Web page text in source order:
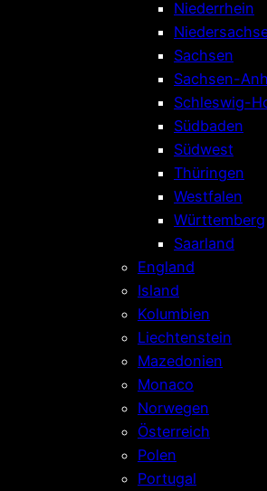
Niederrhein
Sachsen
Sachsen-
Schleswig-
Südbaden
Südwest
Thüringen
Westfalen
Württemberg
Saarland
England
Island
Kolumbien
Liechtenstein
Mazedonien
Monaco
Norwegen
Österreich
Polen
Portugal